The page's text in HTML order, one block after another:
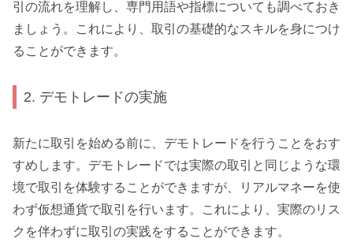
引の流れを理解し、専門用語や指標についても調べておき
ましょう。これにより、取引の基礎的なスキルを身につけ
ることができます。
2. デモトレードの実施
新たに取引を始める前に、デモトレードを行うことをおす
すめします。デモトレードでは実際の取引と同じような環
境で取引を体験することができますが、リアルマネーを使
わず仮想通貨で取引を行います。これにより、実際のリス
クを伴わずに取引の実践をすることができます。